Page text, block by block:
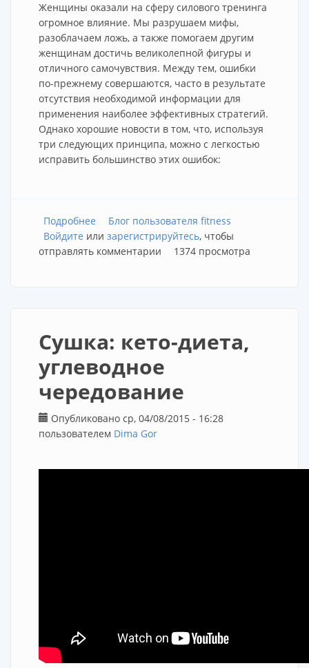
Женщины оказали на сферу силового тренинга
огромное влияние. Мы разрушаем мифы,
разоблачаем ложь, а также помогаем другим
женщинам достичь великолепной фигуры и
отличного самочувствия. Между тем, ошибки
по-прежнему совершаются, часто в результате
отсутствия необходимой информации для
применения наиболее эффективных стратегий.
Однако хорошие новости в том, что, используя
три следующих принципа, можно с легкостью
исправить большинство этих ошибок:
Подробнее о Семь ошибок, совершаемых женщинами в
попытках трансформировать фигуру
Блог пользователя fitness
Войдите или зарегистрируйтесь, чтобы
отправлять комментарии
1374 просмотра
Сушка: кето-диета,
углеводное
чередование
Опубликовано ср, 04/08/2015 - 16:28
пользователем Dima Gor